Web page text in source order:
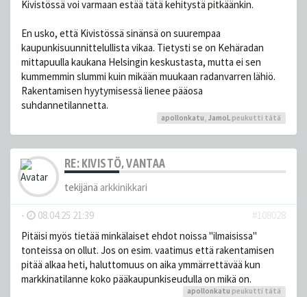
Kivistössä voi varmaan estää tätä kehitystä pitkäänkin.
En usko, että Kivistössä sinänsä on suurempaa
kaupunkisuunnittelullista vikaa. Tietysti se on Kehäradan
mittapuulla kaukana Helsingin keskustasta, mutta ei sen
kummemmin slummi kuin mikään muukaan radanvarren lähiö.
Rakentamisen hyytymisessä lienee pääosa
suhdannetilannetta.
apollonkatu JamoL peukutti tätä
RE: KIVISTÖ, VANTAA
tekijänä arkkinikkari
- 08.04.25 21:39
#108028
Pitäisi myös tietää minkälaiset ehdot noissa "ilmaisissa"
tonteissa on ollut. Jos on esim. vaatimus että rakentamisen
pitää alkaa heti, haluttomuus on aika ymmärrettävää kun
markkinatilanne koko pääkaupunkiseudulla on mikä on.
apollonkatu peukutti tätä